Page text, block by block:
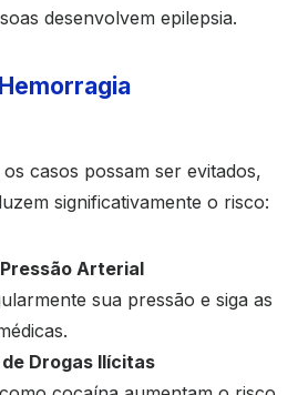
desenvolvem epilepsia.
casos possam ser evitados,
significativamente o risco:
Arterial
sua pressão e siga as
Drogas Ilícitas